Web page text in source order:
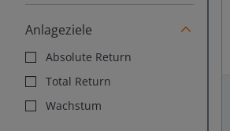
Anlageziele
Absolute Return
Total Return
Wachstum